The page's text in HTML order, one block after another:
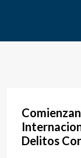
Delitos